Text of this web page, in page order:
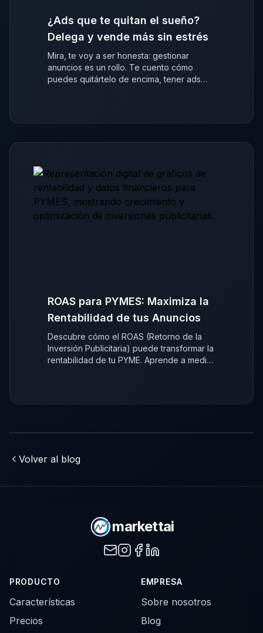
¿Ads que te quitan el sueño?
Delega y vende más sin estrés
Mira, te voy a ser honesta: gestionar
anuncios es un rollo. Te cuento cómo
puedes quitártelo de encima, tener ads
ROAS para PYMES: Maximiza la
Rentabilidad de tus Anuncios
Descubre cómo el ROAS (Retorno de la
Inversión Publicitaria) puede transformar la
rentabilidad de tu PYME. Aprende a medir
Volver al blog
markettai
PRODUCTO
Características
Precios
EMPRESA
Sobre nosotros
Blog